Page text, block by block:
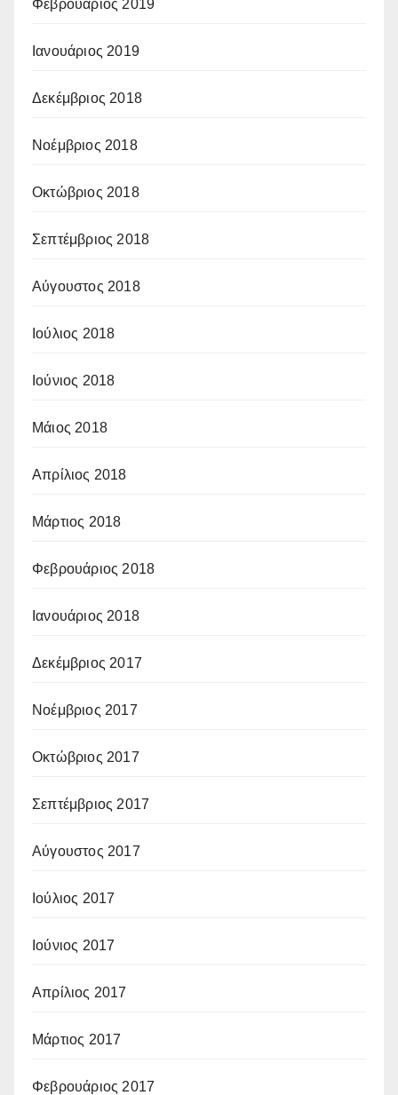
Φεβρουάριος 2019
Ιανουάριος 2019
Δεκέμβριος 2018
Νοέμβριος 2018
Οκτώβριος 2018
Σεπτέμβριος 2018
Αύγουστος 2018
Ιούλιος 2018
Ιούνιος 2018
Μάιος 2018
Απρίλιος 2018
Μάρτιος 2018
Φεβρουάριος 2018
Ιανουάριος 2018
Δεκέμβριος 2017
Νοέμβριος 2017
Οκτώβριος 2017
Σεπτέμβριος 2017
Αύγουστος 2017
Ιούλιος 2017
Ιούνιος 2017
Απρίλιος 2017
Μάρτιος 2017
Φεβρουάριος 2017